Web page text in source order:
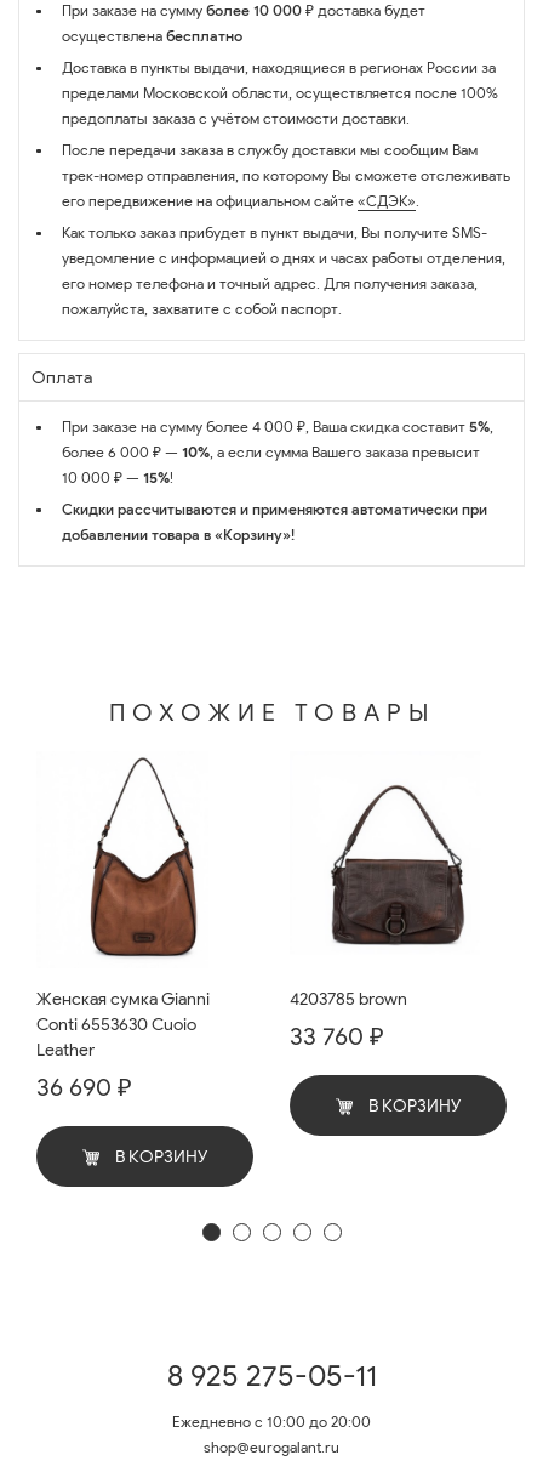
При заказе на сумму более 10 000 ₽ доставка будет
осуществлена бесплатно
Доставка в пункты выдачи, находящиеся в регионах России за
пределами Московской области, осуществляется после 100%
предоплаты заказа с учётом стоимости доставки.
После передачи заказа в службу доставки мы сообщим Вам
трек-номер отправления, по которому Вы сможете отслеживать
его передвижение на официальном сайте «СДЭК».
Как только заказ прибудет в пункт выдачи, Вы получите SMS-
уведомление с информацией о днях и часах работы отделения,
его номер телефона и точный адрес. Для получения заказа,
пожалуйста, захватите с собой паспорт.
Оплата
При заказе на сумму более 4 000 ₽, Ваша скидка составит 5%,
более 6 000 ₽ — 10%, а если сумма Вашего заказа превысит
10 000 ₽ — 15%!
Скидки рассчитываются и применяются автоматически при
добавлении товара в «Корзину»!
ПОХОЖИЕ ТОВАРЫ
Женская сумка Gianni
Conti 6553630 Cuoio
Leather
36 690 ₽
В КОРЗИНУ
4203785 brown
33 760 ₽
В КОРЗИНУ
8 925 275-05-11
Ежедневно с 10:00 до 20:00
shop@eurogalant.ru